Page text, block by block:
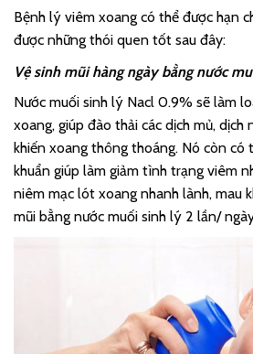
Bệnh lý viêm xoang có thể được hạn
được những thói quen tốt sau đây:
Vệ sinh mũi hàng ngày bằng nước
Nước muối sinh lý Nacl 0.9% sẽ làm
xoang, giúp đào thải các dịch mủ, dịch
khiến xoang thông thoáng. Nó còn có
khuẩn giúp làm giảm tình trạng viêm
niêm mạc lót xoang nhanh lành, mau
mũi bằng nước muối sinh lý 2 lần/